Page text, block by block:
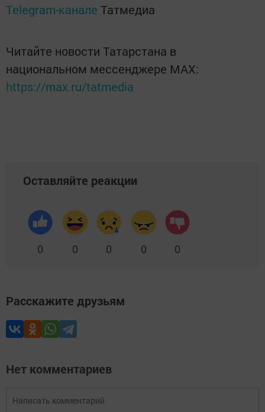
Telegram-канале Татмедиа
Читайте новости Татарстана в
национальном мессенджере MАХ:
https://max.ru/tatmedia
Оставляйте реакции
0 0 0 0 0
Расскажите друзьям
Нет комментариев